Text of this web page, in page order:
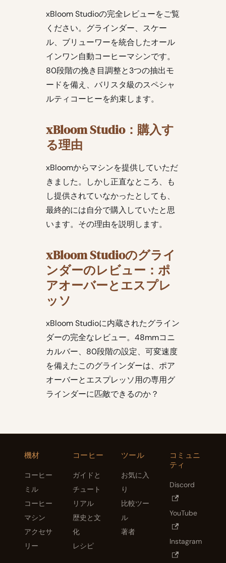
xBloom Studioの完全レビューをご覧
ください。グラインダー、スケー
ル、ブリューワーを統合したオール
インワン自動コーヒーマシンです。
80段階の挽き目調整と3つの抽出モ
ードを備え、バリスタ級のスペシャ
ルティコーヒーを約束します。
xBloom Studio：購入す
る理由
xBloomからマシンを提供していただ
きました。しかし正直なところ、も
し提供されていなかったとしても、
最終的には自分で購入していたと思
います。その理由を説明します。
xBloom Studioのグライ
ンダーのレビュー：ポ
アオーバーとエスプレ
ッソ
xBloom Studioに内蔵されたグライン
ダーの完全なレビュー。48mmコニ
カルバー、80段階の設定、可変速度
を備えたこのグラインダーは、ポア
オーバーとエスプレッソ用の専用グ
ラインダーに匹敵できるのか？
機材
コーヒー
ミル
コーヒー
マシン
アクセサ
リー
コーヒー
ガイドと
チュート
リアル
歴史と文
化
レシピ
ツール
お気に入
り
比較ツー
ル
著者
コミュニ
ティ
Discord
YouTube
Instagram